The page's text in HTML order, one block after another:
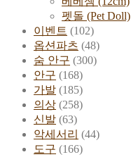
펫돌 (Pet Doll)
이벤트 (102)
옵션파츠 (48)
숨 안구 (300)
안구 (168)
가발 (185)
의상 (258)
신발 (63)
악세서리 (44)
도구 (166)